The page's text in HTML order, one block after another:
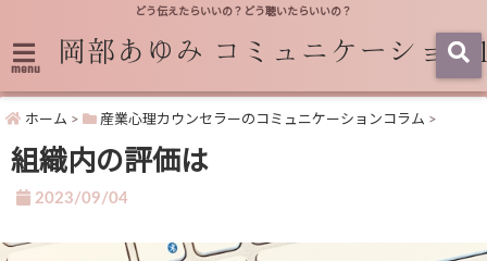
どう伝えたらいいの？どう聴いたらいいの？
menu
ホーム > 産業心理カウンセラーのコミュニケーションコラム >
組織内の評価は
2023/09/04